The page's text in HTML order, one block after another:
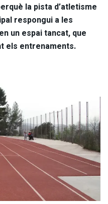
la pista d’atletisme
respongui a les
un espai tancat, que
els entrenaments.